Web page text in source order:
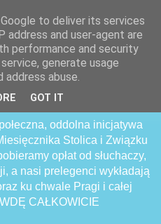
Uniwersytet
oddolna inicjatywa
Stolica i Związku
opłat od słuchaczy,
a nasi prelegenci wykładają
ku chwale Pragi i całej
CAŁKOWICIE
to deliver its services
address and user-agent are
performance and security
generate usage
abuse.
GOT IT